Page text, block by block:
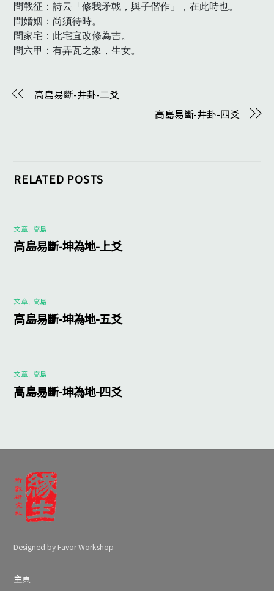
問戰征：詩云「修我矛戟，與子偕作」，在此時也。
問婚姻：尚須待時。
問家宅：此宅宜改修為吉。
問六甲：有弄瓦之象，生女。
高島易斷-井卦-二爻
高島易斷-井卦-四爻
RELATED POSTS
文章 高島
高島易斷-坤為地-上爻
文章 高島
高島易斷-坤為地-五爻
文章 高島
高島易斷-坤為地-四爻
Designed by Favor Workshop
主頁